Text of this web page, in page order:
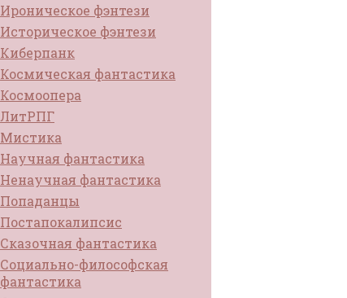
Ироническое фэнтези
Историческое фэнтези
Киберпанк
Космическая фантастика
Космоопера
ЛитРПГ
Мистика
Научная фантастика
Ненаучная фантастика
Попаданцы
Постапокалипсис
Сказочная фантастика
Социально-философская
фантастика